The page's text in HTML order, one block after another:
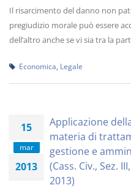
Il risarcimento del danno non
pregiudizio morale può essere
dell’altro anche se vi sia tra la
Economica Legale
15
mar
2013
Applicazione
materia di
gestione e
(Cass. Civ., Sez.
2013)